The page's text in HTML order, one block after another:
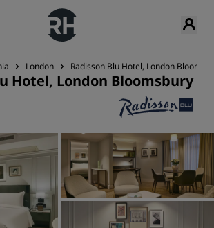
London Radisson Blu Hotel, London
Hotel, London Bloomsbury